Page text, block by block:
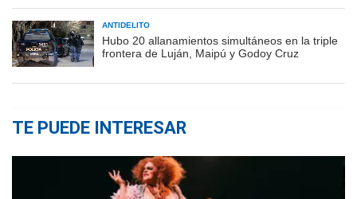
ANTIDELITO
Hubo 20 allanamientos simultáneos en la triple
frontera de Luján, Maipú y Godoy Cruz
TE PUEDE INTERESAR